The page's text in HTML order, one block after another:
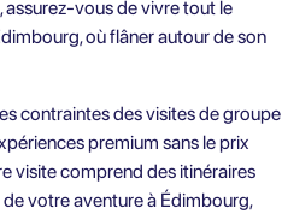
vous de vivre tout le
où flâner autour de son
contraintes des visites de groupe
premium sans le prix
visite comprend des itinéraires
votre aventure à Édimbourg,